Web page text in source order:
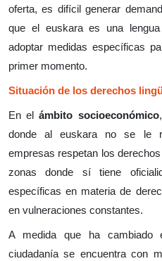
oferta, es difícil generar
que el euskara es una
adoptar medidas específicas
primer momento.
Situación de los derechos
En elámbito socioeconómico
donde al euskara no se le
empresas respetan los
zonas donde sí tiene
específicas en materia de
en vulneraciones constantes.
A medida que ha cambiado
ciudadanía se encuentra con